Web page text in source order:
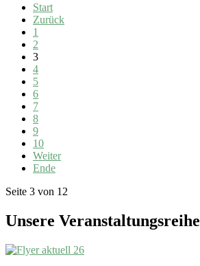
Start
Zurück
1
2
3
4
5
6
7
8
9
10
Weiter
Ende
Seite 3 von 12
Unsere